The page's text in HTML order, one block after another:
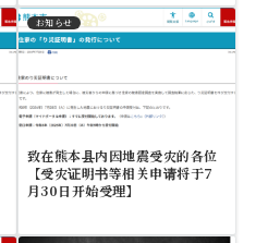
お知らせ
致在熊本县内因地震受灾的各位
【受灾证明书等相关申请将于7
月30日开始受理】